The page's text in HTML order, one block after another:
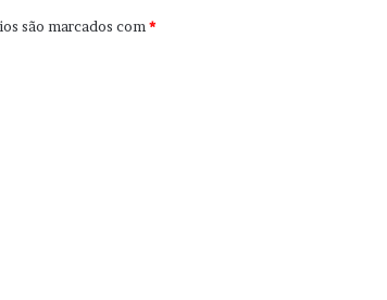
são marcados com*